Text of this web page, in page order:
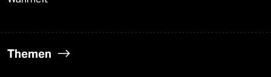
Themen